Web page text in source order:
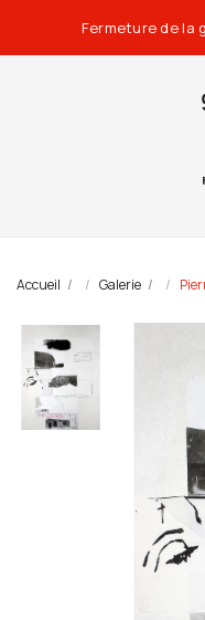
Fermeture de la
Accueil Galerie